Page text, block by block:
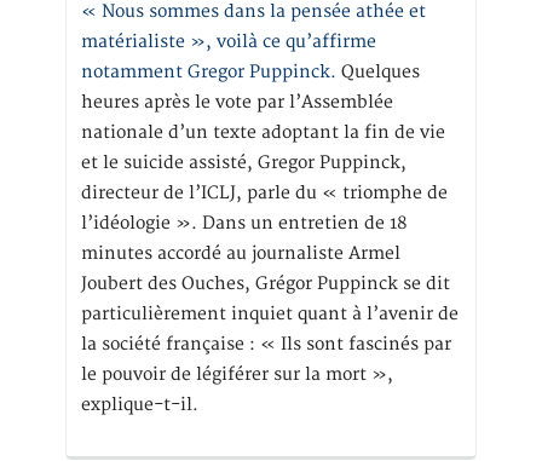
« Nous sommes dans la pensée athée et
matérialiste », voilà ce qu’affirme
notamment Gregor Puppinck. Quelques
heures après le vote par l’Assemblée
nationale d’un texte adoptant la fin de vie
et le suicide assisté, Gregor Puppinck,
directeur de l’ICLJ, parle du « triomphe de
l’idéologie ». Dans un entretien de 18
minutes accordé au journaliste Armel
Joubert des Ouches, Grégor Puppinck se dit
particulièrement inquiet quant à l’avenir de
la société française : « Ils sont fascinés par
le pouvoir de légiférer sur la mort »,
explique-t-il.